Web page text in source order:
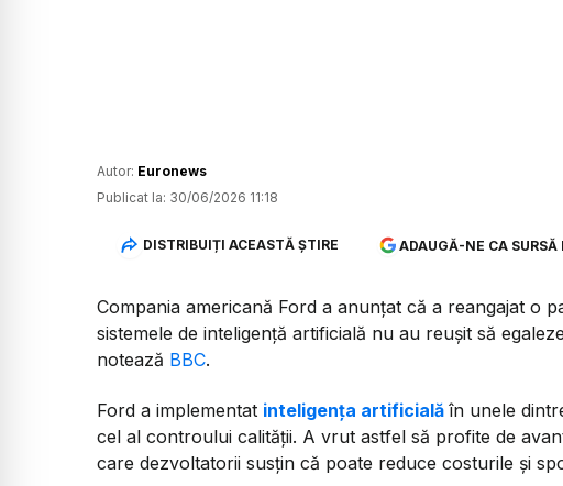
Autor: Euronews
Publicat la: 30/06/2026 11:18
DISTRIBUIȚI ACEASTĂ ȘTIRE ADAUGĂ-NE CA SURSĂ
Compania americană Ford a anunțat că a reangajat o
sistemele de inteligență artificială nu au reușit să
notează BBC.
Ford a implementat inteligența artificială în unele
cel al controului calității. A vrut astfel să profite de
care dezvoltatorii susțin că poate reduce costurile și